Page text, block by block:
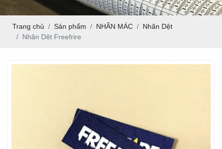
Trang chủ Sản phẩm NHÃN MÁC
Nhãn Dệt
Nhãn Dệt Freefrire